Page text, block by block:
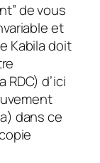
de vous
et
Kabila doit
d’ici
dans ce